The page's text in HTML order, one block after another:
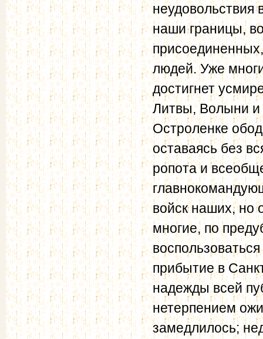
неудовольствия
наши границы,
людей. Уже
достигнет
Литвы, Волыни и
Остроленке
оставаясь без
ропота и
войск наших, но
многие, по
прибытие в
надежды всей
нетерпением
замедлилось;